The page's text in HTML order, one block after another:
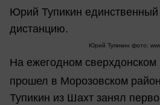
Юрий Тупикин
дистанцию.
Юрий Тупикин фото:
На ежегодном
прошел в Морозовском
Тупикин из Шахт занял